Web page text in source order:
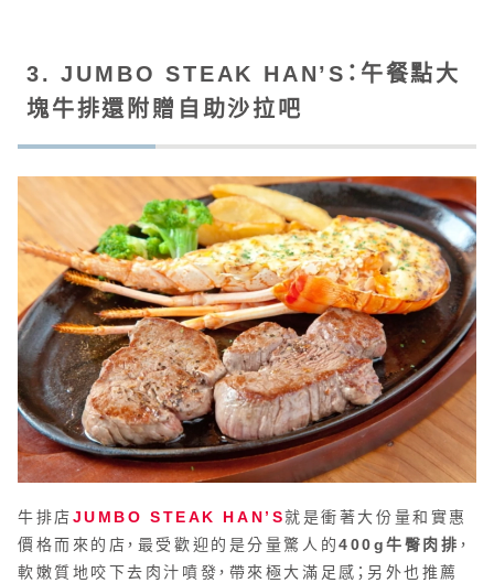
3. JUMBO STEAK HAN’S：午餐點大
塊牛排還附贈自助沙拉吧
牛排店JUMBO STEAK HAN’S就是衝著大份量和實惠
價格而來的店，最受歡迎的是分量驚人的400g牛臀肉排 ，
軟嫩質地咬下去肉汁噴發，帶來極大滿足感；另外也推薦